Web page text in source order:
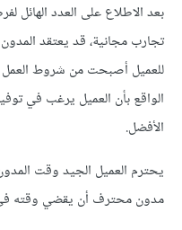
بعد الاطلاع على العدد الهائل
تجارب مجانية، قد يعتقد
للعميل أصبحت من شروط العمل
الواقع بأن العميل يرغب في
الأفضل.
يحترم العميل الجيد وقت
مدون محترف أن يقضي وقته في